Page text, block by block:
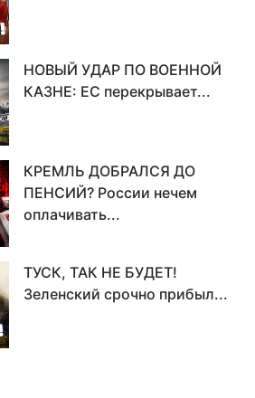
НОВЫЙ УДАР ПО ВОЕННОЙ
КАЗНЕ: ЕС перекрывает...
КРЕМЛЬ ДОБРАЛСЯ ДО
ПЕНСИЙ? России нечем
оплачивать...
ТУСК, ТАК НЕ БУДЕТ!
Зеленский срочно прибыл...